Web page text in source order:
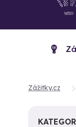
Zážitky.cz